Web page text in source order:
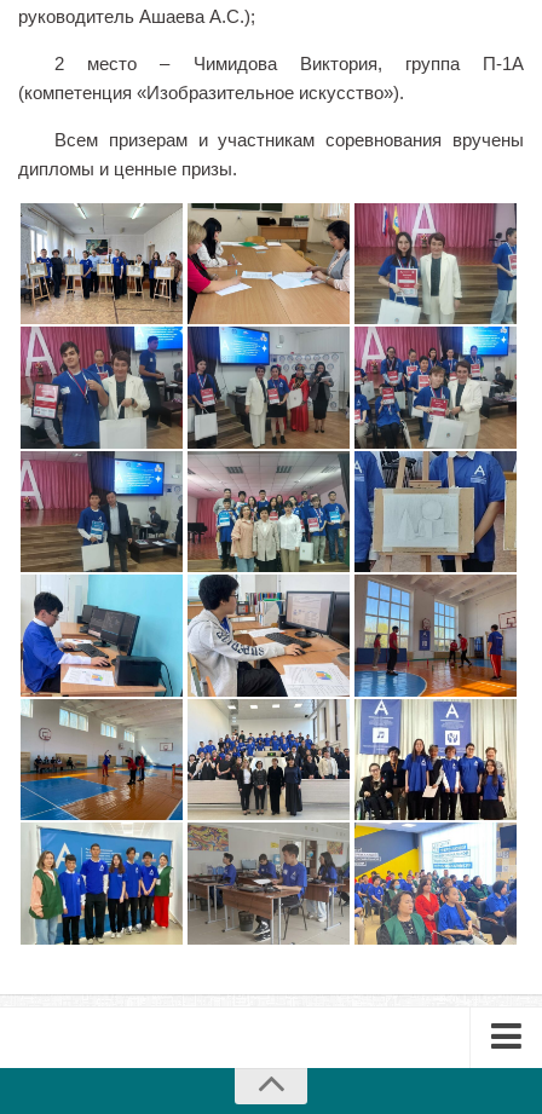
Педагогические чтения памяти Т.Н. Чедыровой
ПЦК
Лицензия
Перечень ДПО
Музей КФ РГУ СоцТех
Материалы научно-практических конференций
Наставничество
Нормативные документы
Фото галерея
Наши выпускники
НОКО
ФП “Молодые профессионалы”
Лицензирование-2026
09.02.09 Веб-разработка
09.02.13 Интеграция решений с применением
технологий искусственного интеллекта
руководитель Ашаева А.С.);
2 место – Чимидова Виктория, группа П-1А
(компетенция «Изобразительное искусство»).
Всем призерам и участникам соревнования вручены
дипломы и ценные призы.